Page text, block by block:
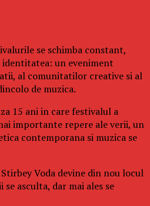
se schimba constant,
un eveniment
al comunitatilor creative si al
de muzica.
15 ani in care festivalul a
importante repere ale verii, un
contemporana si muzica se
Voda devine din nou locul
asculta, dar mai ales se